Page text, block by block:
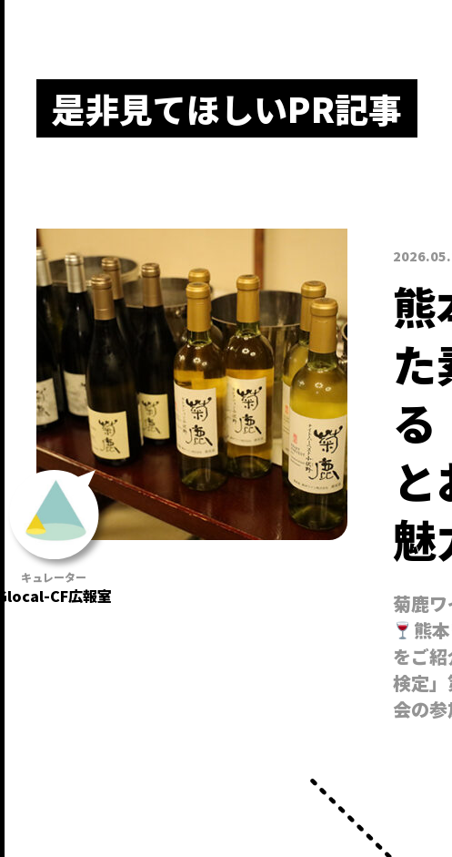
是非見てほしいPR記事
CF広報室
熊
た
る
魅
菊鹿
熊
をご
検定
会の参